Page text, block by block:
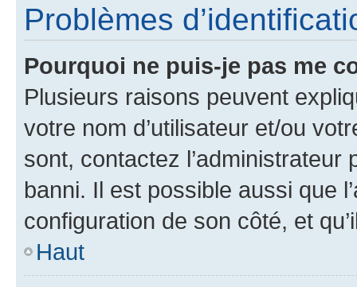
Problèmes
Pourquoi ne puis-je pas me
Plusieurs raisons peuvent
votre nom d’utilisateur et/ou
sont, contactez l’administrateur
banni. Il est possible aussi que
configuration de son côté, et
Haut